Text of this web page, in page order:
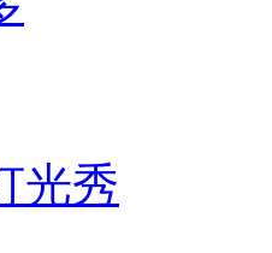
光秀